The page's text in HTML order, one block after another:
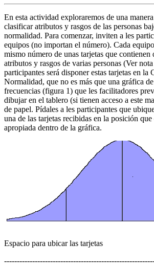
En esta actividad exploraremos de una
clasificar atributos y rasgos de las personas
normalidad. Para comenzar, inviten a les
equipos (no importan el número). Cada
mismo número de unas tarjetas que contienen
atributos y rasgos de varias personas (Ver
participantes será disponer estas tarjetas en la
Normalidad, que no es más que una gráfica
frecuencias (figura 1) que les facilitadores
dibujar en el tablero (si tienen acceso a este
de papel. Pídales a les participantes que
una de las tarjetas recibidas en la posición
apropiada dentro de la gráfica.
Espacio para ubicar las tarjetas